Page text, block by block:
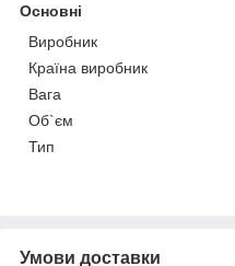
Основні
Виробник
Країна виробник
Вага
Об`єм
Тип
Умови доставки